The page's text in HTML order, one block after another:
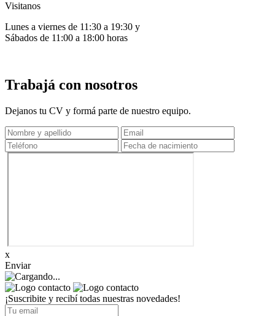
Visitanos
Lunes a viernes de 11:30 a 19:30 y
Sábados de 11:00 a 18:00 horas
Trabajá con nosotros
Dejanos tu CV y formá parte de nuestro equipo.
x
Enviar
¡Suscribite y recibí todas nuestras novedades!